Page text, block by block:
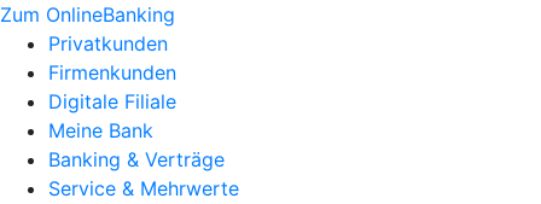
Zum OnlineBanking
Privatkunden
Firmenkunden
Digitale Filiale
Meine Bank
Banking & Verträge
Service & Mehrwerte